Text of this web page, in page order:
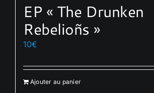
EP « The Drunken
Rebelioñs »
10€
Ajouter au panier